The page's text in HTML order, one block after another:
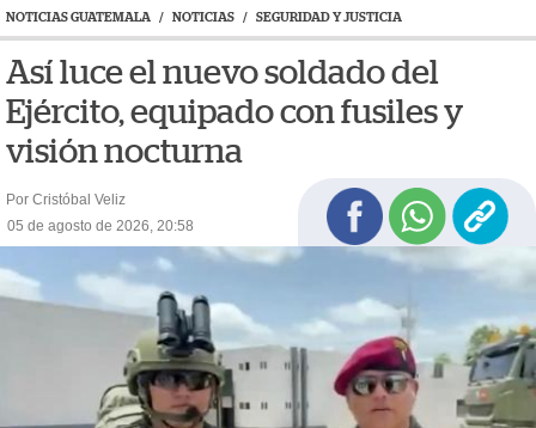
NOTICIAS GUATEMALA / NOTICIAS / SEGURIDAD Y JUSTICIA
Así luce el nuevo soldado del
Ejército, equipado con fusiles y
visión nocturna
Por Cristóbal Veliz
05 de agosto de 2026, 20:58